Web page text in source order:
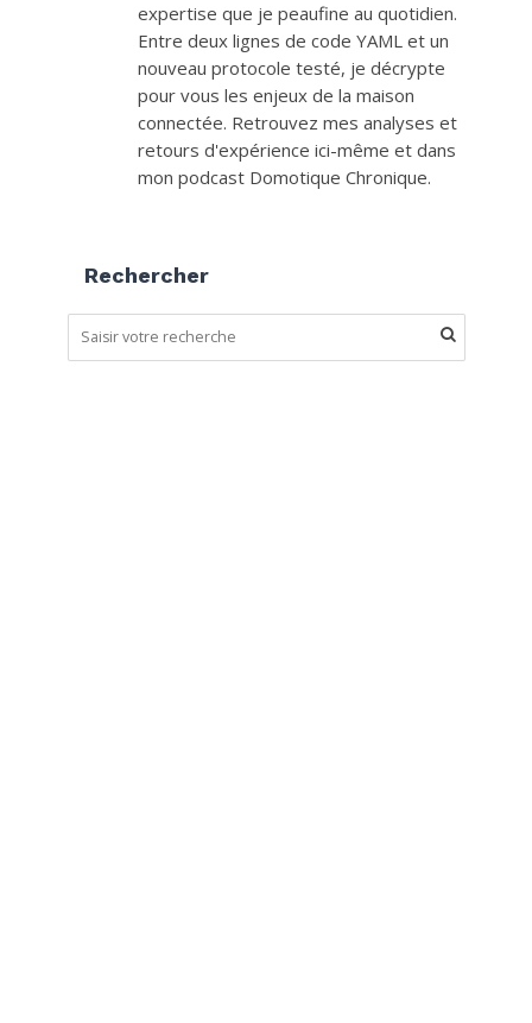
expertise que je peaufine au quotidien.
Entre deux lignes de code YAML et un
nouveau protocole testé, je décrypte
pour vous les enjeux de la maison
connectée. Retrouvez mes analyses et
retours d'expérience ici-même et dans
mon podcast Domotique Chronique.
Rechercher